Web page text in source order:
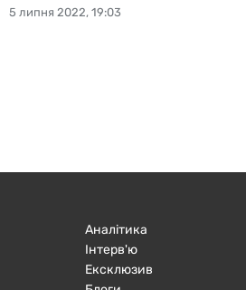
5 липня 2022, 19:03
Аналітика
Інтерв'ю
Ексклюзив